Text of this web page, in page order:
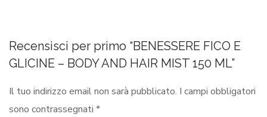
Recensisci per primo “BENESSERE FICO E
GLICINE – BODY AND HAIR MIST 150 ML”
Il tuo indirizzo email non sarà pubblicato. I campi obbligatori
sono contrassegnati *